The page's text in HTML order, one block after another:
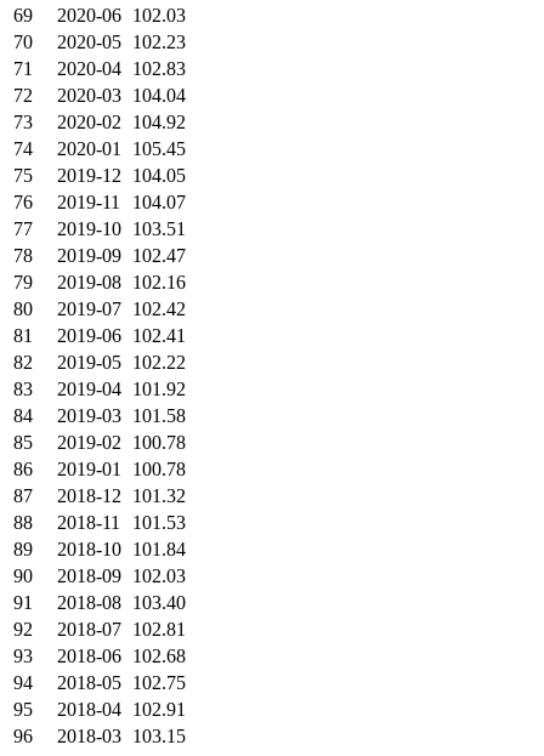
69
2020-06 102.03
70
2020-05 102.23
71
2020-04 102.83
72
2020-03 104.04
73
2020-02
104.92
74
2020-01
105.45
75
2019-12
104.05
76
2019-11
104.07
77
2019-10 103.51
78
2019-09 102.47
79
2019-08 102.16
80
2019-07 102.42
81
2019-06 102.41
82
2019-05 102.22
83
2019-04 101.92
84
2019-03 101.58
85
2019-02
100.78
86
2019-01
100.78
87
2018-12
101.32
88
2018-11
101.53
89
2018-10 101.84
90
2018-09 102.03
91
2018-08 103.40
92
2018-07 102.81
93
2018-06 102.68
94
2018-05 102.75
95
2018-04 102.91
96
2018-03 103.15